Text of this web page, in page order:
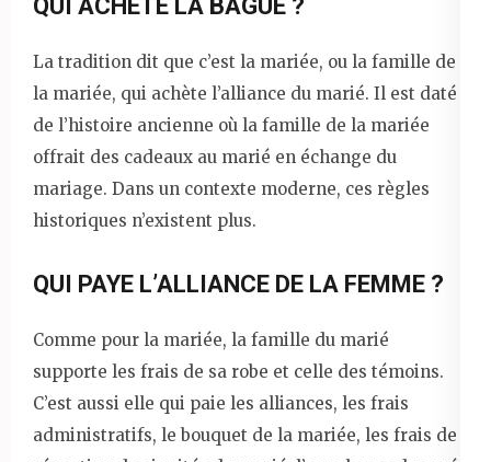
QUI ACHÈTE LA BAGUE ?
La tradition dit que c’est la mariée, ou la famille de
la mariée, qui achète l’alliance du marié. Il est daté
de l’histoire ancienne où la famille de la mariée
offrait des cadeaux au marié en échange du
mariage. Dans un contexte moderne, ces règles
historiques n’existent plus.
QUI PAYE L’ALLIANCE DE LA FEMME ?
Comme pour la mariée, la famille du marié
supporte les frais de sa robe et celle des témoins.
C’est aussi elle qui paie les alliances, les frais
administratifs, le bouquet de la mariée, les frais de